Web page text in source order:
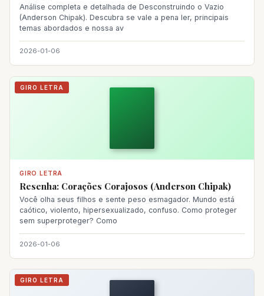
Análise completa e detalhada de Desconstruindo o Vazio
(Anderson Chipak). Descubra se vale a pena ler, principais
temas abordados e nossa av
2026-01-06
GIRO LETRA
GIRO LETRA
Resenha: Corações Corajosos (Anderson Chipak)
Você olha seus filhos e sente peso esmagador. Mundo está
caótico, violento, hipersexualizado, confuso. Como proteger
sem superproteger? Como
2026-01-06
GIRO LETRA